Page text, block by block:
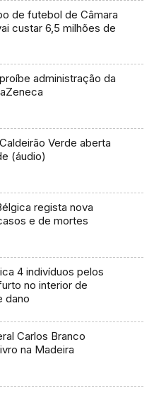
de futebol de Câmara
custar 6,5 milhões de
administração da
Verde aberta
(áudio)
regista nova
e de mortes
4 indivíduos pelos
no interior de
dano
Carlos Branco
na Madeira